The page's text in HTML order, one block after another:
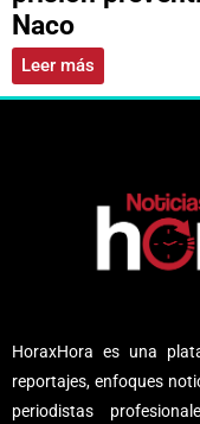
Naco
Leer más
HoraxHora es una
reportajes, enfoques
periodistas